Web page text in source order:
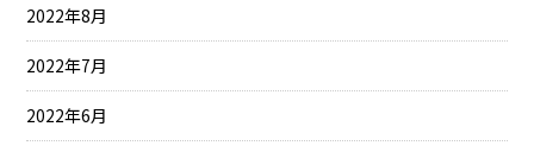
2022年8月
2022年7月
2022年6月